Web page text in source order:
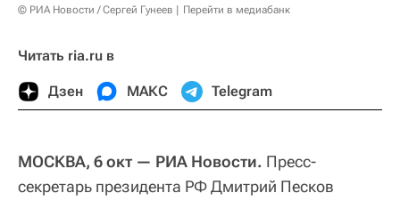
© РИА Новости / Сергей Гунеев Перейти в медиабанк
Читать ria.ru в
Дзен МАКС Telegram
МОСКВА, 6 окт — РИА Новости. Пресс-
секретарь президента РФ Дмитрий Песков